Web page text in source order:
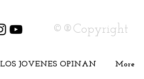
©®Copyright
LOS JOVENES OPINAN More